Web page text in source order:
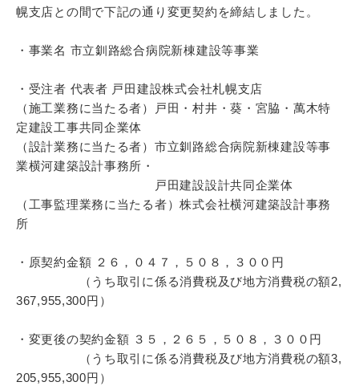
幌支店との間で下記の通り変更契約を締結しました。
・事業名 市立釧路総合病院新棟建設等事業
・受注者 代表者 戸田建設株式会社札幌支店
（施工業務に当たる者）戸田・村井・葵・宮脇・萬木特
定建設工事共同企業体
（設計業務に当たる者）市立釧路総合病院新棟建設等事
業横河建築設計事務所・
戸田建設設計共同企業体
（工事監理業務に当たる者）株式会社横河建築設計事務
所
・原契約金額 ２６，０４７，５０８，３００円
（うち取引に係る消費税及び地方消費税の額2,
367,955,300円）
・変更後の契約金額 ３５，２６５，５０８，３００円
（うち取引に係る消費税及び地方消費税の額3,
205,955,300円）